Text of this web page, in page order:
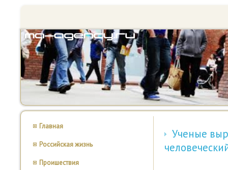
Главная
Российская жизнь
Проишествия
Ученые